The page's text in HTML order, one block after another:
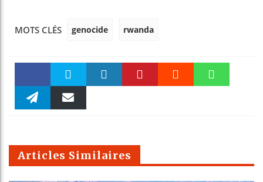
MOTS CLÉS genocide rwanda
Faceboo Twitter
m
Articles Similaires